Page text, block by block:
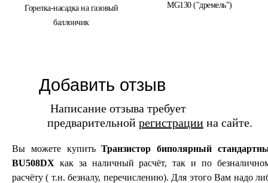
Горелка-насадка на газовый
баллончик
MG130 ("дремель")
Добавить отзыв
Написание отзыва требует
предварительной регистрации на сайте.
Вы можете купитьТранзистор биполярный
BU508DX как за наличный расчёт, так и по
расчёту ( т.н. безналу, перечислению). Для этого Вам надо